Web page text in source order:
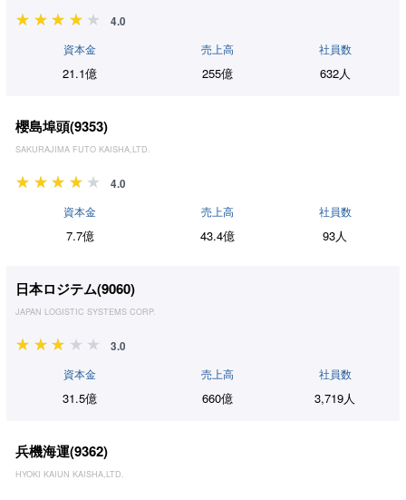
4.0
資本金
21.1億
売上高
255億
社員数
632人
櫻島埠頭(9353)
SAKURAJIMA FUTO KAISHA,LTD.
4.0
資本金
7.7億
売上高
43.4億
社員数
93人
日本ロジテム(9060)
JAPAN LOGISTIC SYSTEMS CORP.
3.0
資本金
31.5億
売上高
660億
社員数
3,719人
兵機海運(9362)
HYOKI KAIUN KAISHA,LTD.